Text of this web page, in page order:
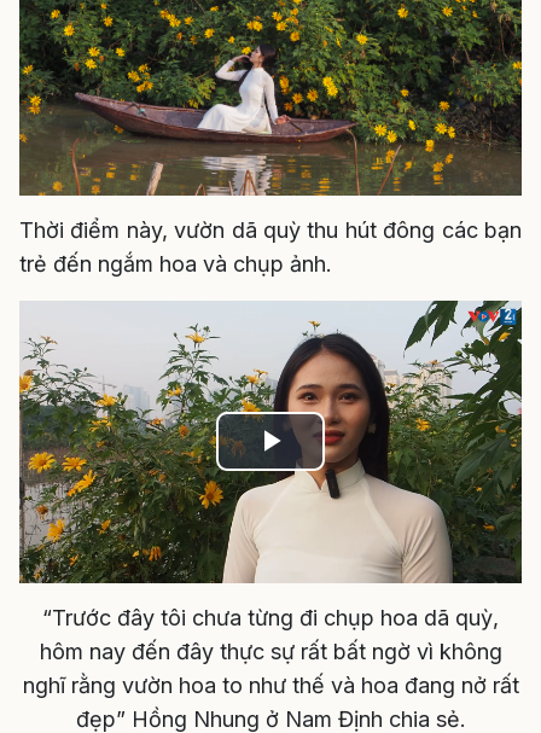
Thời điểm này, vườn dã quỳ thu hút đông các bạn
trẻ đến ngắm hoa và chụp ảnh.
Play
“Trước đây tôi chưa từng đi chụp hoa dã quỳ,
hôm nay đến đây thực sự rất bất ngờ vì không
nghĩ rằng vườn hoa to như thế và hoa đang nở rất
đẹp” Hồng Nhung ở Nam Định chia sẻ.